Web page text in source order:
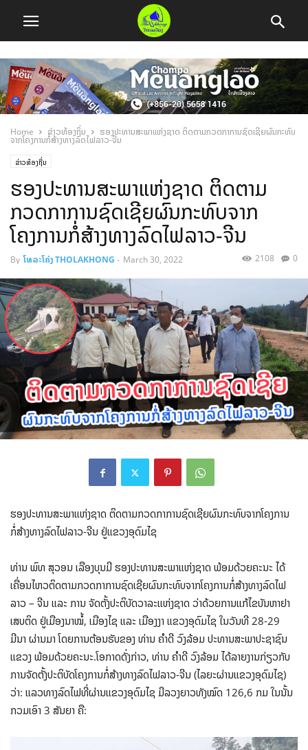
Home ຂ່າວທ້ອງຖິ່ນ ຮອງປະທານສະພາແຫ່ງຊາດ ຕິດຕາມກວດກາການຊົດເຊີຍຜົນກະທົບ
ຈາກໂຄງການກໍ່ສ້າງທາງລົດໄຟລາວ-ຈີນ
ຂ່າວທ້ອງຖິ່ນ
ຮອງປະທານສະພາແຫ່ງຊາດ ຕິດຕາມ
ກວດກາການຊົດເຊີຍຜົນກະທົບຈາກ
ໂຄງການກໍ່ສ້າງທາງລົດໄຟລາວ-ຈີນ
By ໂທລະໂຄ່ງ THOLAKHONG - March 30, 2022 0
2108
ຮອງປະທານສະພາແຫ່ງຊາດ ຕິດຕາມກວດກາການຊົດເຊີຍຜົນກະທົບຈາກໂຄງການ
ກໍ່ສ້າງທາງລົດໄຟລາວ-ຈີນ ຢູ່ແຂວງອຸດົມໄຊ
ທ່ານ ພົທ ສຸວອນ ເລືອງບຸນມີ ຮອງປະທານສະພາແຫ່ງຊາດ ພ້ອມດ້ວຍຄະນະ ໄດ້
ເຄື່ອນໄຫວຕິດຕາມກວດກາການຊົດເຊີຍຜົນກະທົບຈາກໂຄງການກໍ່ສ້າງທາງລົດໄຟ
ລາວ – ຈີນ ແລະ ການ ຈັດຕັ້ງປະຕິບັດວາລະແຫ່ງຊາດ ວ່າດ້ວຍການແກ້ໄຂບັນຫາຢາ
ເສບຕິດ ຢູ່ເມືອງນາໝໍ້, ເມືອງໄຊ ແລະ ເມືອງງາ ແຂວງອຸດົມໄຊ ໃນວັນທີ 28-29
ມີນາ ຜ່ານມາ ໂດຍການຕ້ອນຮັບຂອງ ທ່ານ ຄຳດີ ວົງລ້ອມ ປະທານສະພາປະຊາຊົນ
ແຂວງ ພ້ອມດ້ວຍຄະນະ.ໂອກາດດັ່ງກ່າວ, ທ່ານ ຄຳດີ ວົງລ້ອມ ໄດ້ລາຍງານກ່ຽວກັບ
ການຈັດຕັ້ງປະຕິບັດໂຄງການກໍ່ສ້າງທາງລົດໄຟລາວ-ຈີນ (ໄລຍະຜ່ານແຂວງອຸດົມໄຊ)
ວ່າ: ແລວທາງລົດໄຟທີ່ຜ່ານແຂວງອຸດົມໄຊ ມີລວງຍາວທັງໝົດ 126,6 ກມ ໃນນັ້ນ
ກວມເອົາ 3 ສັນຍາ ຄື: